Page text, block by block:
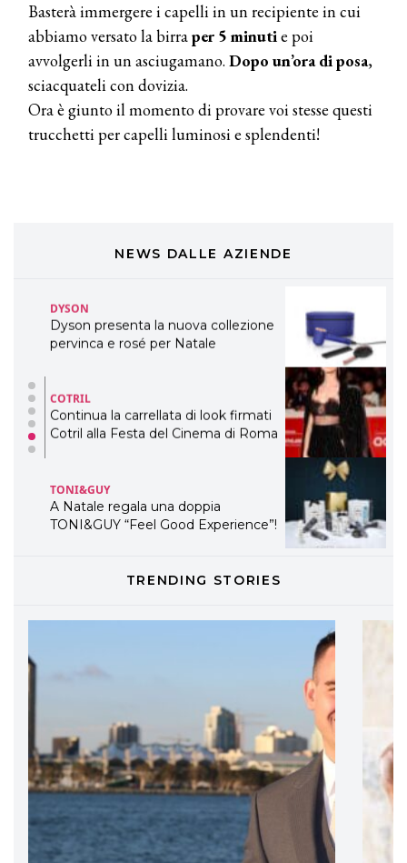
Basterà immergere i capelli in un recipiente in cui
abbiamo versato la birraper 5 minutie poi
avvolgerli in un asciugamano. Dopo un’ora di posa,
sciacquateli con dovizia.
Ora è giunto il momento di provare voi stesse questi
trucchetti per capelli luminosi e splendenti!
NEWS DALLE AZIENDE
TONI&GUY
LABEL.M lancia la sua innovativa ed
eco-sostenibile linea di prodotti
professionali
DAVINES
Davines presenta cofanetti beauty
WELLNESS CONGRESS 2022: I
DYSON
Dyson presenta la nuova collezione
pervinca e rosé per Natale
COTRIL
Continua la carrellata di look firmati
Cotril alla Festa del Cinema di Roma
TONI&GUY
A Natale regala una doppia
TONI&GUY “Feel Good Experience”!
LABEL.M lancia la sua innovativa ed
professionali
TRENDING STORIES